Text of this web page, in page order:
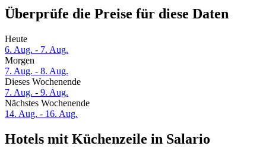
Überprüfe die Preise für diese Daten
Heute
6. Aug. - 7. Aug.
Morgen
7. Aug. - 8. Aug.
Dieses Wochenende
7. Aug. - 9. Aug.
Nächstes Wochenende
14. Aug. - 16. Aug.
Hotels mit Küchenzeile in Salario